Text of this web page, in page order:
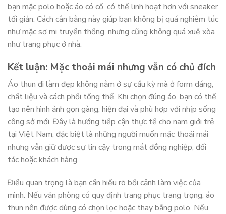
bạn mặc polo hoặc áo có cổ, có thể linh hoạt hơn với sneaker
tối giản. Cách cân bằng này giúp bạn không bị quá nghiêm túc
như mặc sơ mi truyền thống, nhưng cũng không quá xuề xòa
như trang phục ở nhà.
Kết luận: Mặc thoải mái nhưng vẫn có chủ đích
Áo thun đi làm đẹp không nằm ở sự cầu kỳ mà ở form dáng,
chất liệu và cách phối tổng thể. Khi chọn đúng áo, bạn có thể
tạo nên hình ảnh gọn gàng, hiện đại và phù hợp với nhịp sống
công sở mới. Đây là hướng tiếp cận thực tế cho nam giới trẻ
tại Việt Nam, đặc biệt là những người muốn mặc thoải mái
nhưng vẫn giữ được sự tin cậy trong mắt đồng nghiệp, đối
tác hoặc khách hàng.
Điều quan trọng là bạn cần hiểu rõ bối cảnh làm việc của
mình. Nếu văn phòng có quy định trang phục trang trọng, áo
thun nên được dùng có chọn lọc hoặc thay bằng polo. Nếu